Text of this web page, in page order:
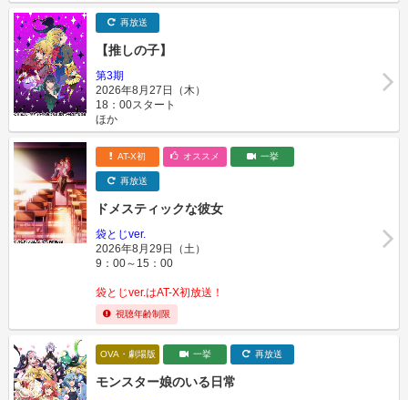
再放送
【推しの子】
第3期
2026年8月27日（木）
18：00スタート
ほか
AT-X初 オススメ 一挙
再放送
ドメスティックな彼女
袋とじver.
2026年8月29日（土）
9：00～15：00
袋とじver.はAT-X初放送！
視聴年齢制限
OVA・劇場版 一挙 再放送
モンスター娘のいる日常